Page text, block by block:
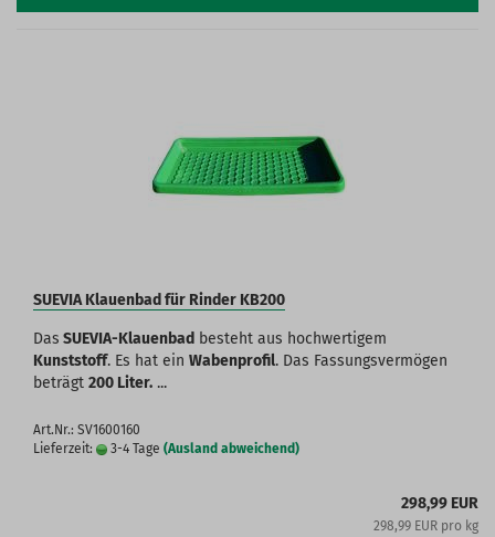
SUEVIA Klauenbad für Rinder KB200
Das SUEVIA-Klauenbad besteht aus hochwertigem
Kunststoff. Es hat ein Wabenprofil. Das Fassungsvermögen
beträgt 200 Liter. ...
Art.Nr.: SV1600160
Lieferzeit:
3-4 Tage (Ausland abweichend)
298,99 EUR
298,99 EUR pro kg